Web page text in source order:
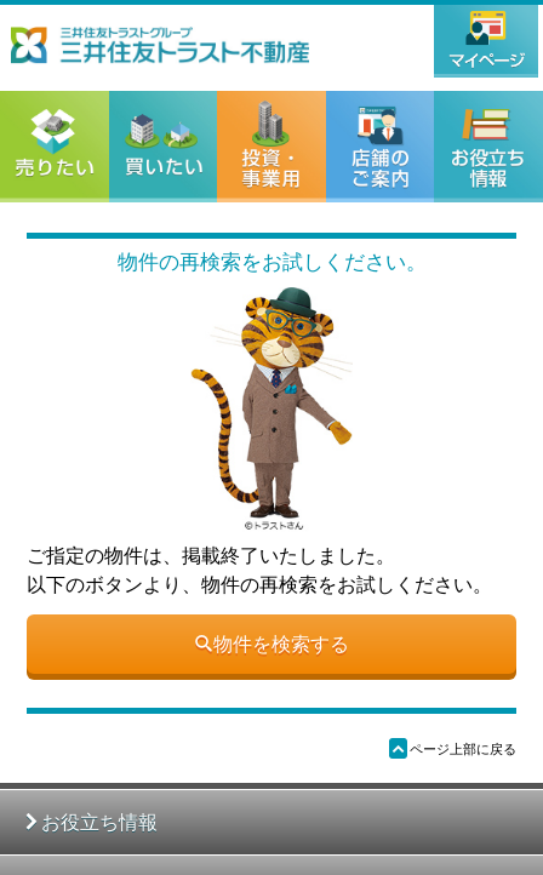
物件の再検索をお試しください。
ご指定の物件は、掲載終了いたしました。
以下のボタンより、物件の再検索をお試しください。
物件を検索する
ü ページ上部に戻る
お役立ち情報